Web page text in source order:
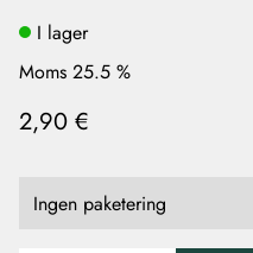
I lager
Moms 25.5 %
2,90 €